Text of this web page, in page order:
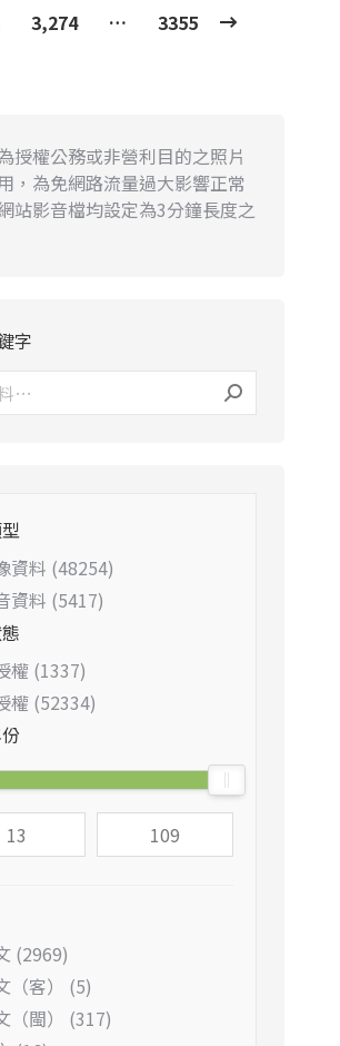
3,274 … 3355
授權公務或非營利目的之照片
，為免網路流量過大影響正常
站影音檔均設定為3分鐘長度之
字
資料 (48254)
資料 (5417)
權 (1337)
權 (52334)
(2969)
（客） (5)
（閩） (317)